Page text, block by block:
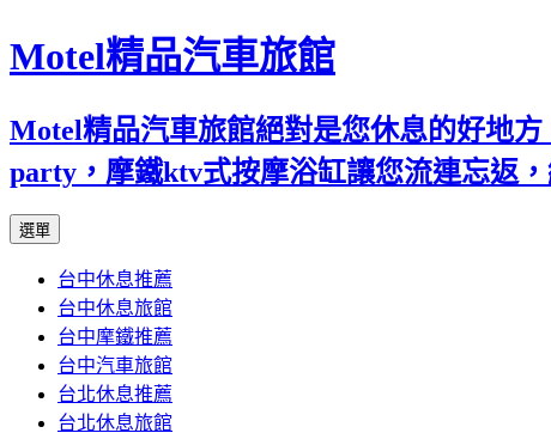
Motel精品汽車旅館
Motel精品汽車旅館絕對是您休息的好地
party，摩鐵ktv式按摩浴缸讓您流連忘返
選單
內
容
台中休息推薦
台中休息旅館
台中摩鐵推薦
台中汽車旅館
台北休息推薦
台北休息旅館